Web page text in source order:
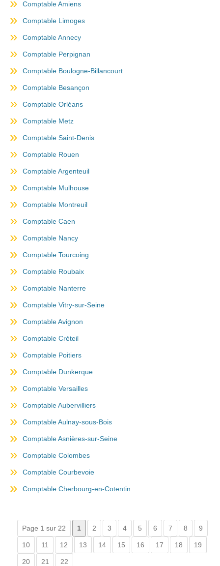
Comptable Amiens
Comptable Limoges
Comptable Annecy
Comptable Perpignan
Comptable Boulogne-Billancourt
Comptable Besançon
Comptable Orléans
Comptable Metz
Comptable Saint-Denis
Comptable Rouen
Comptable Argenteuil
Comptable Mulhouse
Comptable Montreuil
Comptable Caen
Comptable Nancy
Comptable Tourcoing
Comptable Roubaix
Comptable Nanterre
Comptable Vitry-sur-Seine
Comptable Avignon
Comptable Créteil
Comptable Poitiers
Comptable Dunkerque
Comptable Versailles
Comptable Aubervilliers
Comptable Aulnay-sous-Bois
Comptable Asnières-sur-Seine
Comptable Colombes
Comptable Courbevoie
Comptable Cherbourg-en-Cotentin
Page 1 sur 22 1 2 3 4 5 6 7 8 9
10 11 12 13 14 15 16 17 18 19
20 21 22